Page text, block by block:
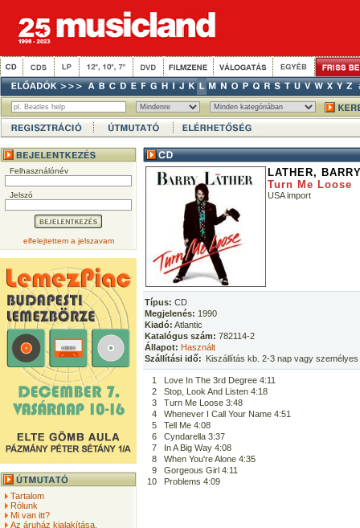
Felhasználónév
Jelszó
elfelejtettem a jelszavam
Tartalom
Rólunk
Mi van itt?
Az áruház kialakítása,
LATHER,
Turn Me Loose
USA import
Típus: CD
Megjelenés: 1990
Kiadó: Atlantic
Katalógus szám: 782114-2
Állapot: Használt
Szállítási idő: Kiszállítás kb. 2-3 nap vagy
1
Love In The 3rd Degree 4:11
2
Stop, Look And Listen 4:18
3
Turn Me Loose 3:48
4
Whenever I Call Your Name 4:51
5
Tell Me 4:08
6
Cyndarella 3:37
7
In A Big Way 4:08
8
When You're Alone 4:35
9
Gorgeous Girl 4:11
10
Problems 4:09